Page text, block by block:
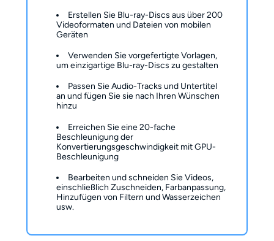
Erstellen Sie Blu-ray-Discs aus über 200
Videoformaten und Dateien von mobilen
Geräten
Verwenden Sie vorgefertigte Vorlagen,
um einzigartige Blu-ray-Discs zu gestalten
Passen Sie Audio-Tracks und Untertitel
an und fügen Sie sie nach Ihren Wünschen
hinzu
Erreichen Sie eine 20-fache
Beschleunigung der
Konvertierungsgeschwindigkeit mit GPU-
Beschleunigung
Bearbeiten und schneiden Sie Videos,
einschließlich Zuschneiden, Farbanpassung,
Hinzufügen von Filtern und Wasserzeichen
usw.